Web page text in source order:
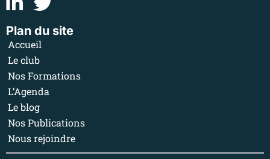
Plan du site
Accueil
Le club
Nos Formations
L’Agenda
Le blog
Nos Publications
Nous rejoindre